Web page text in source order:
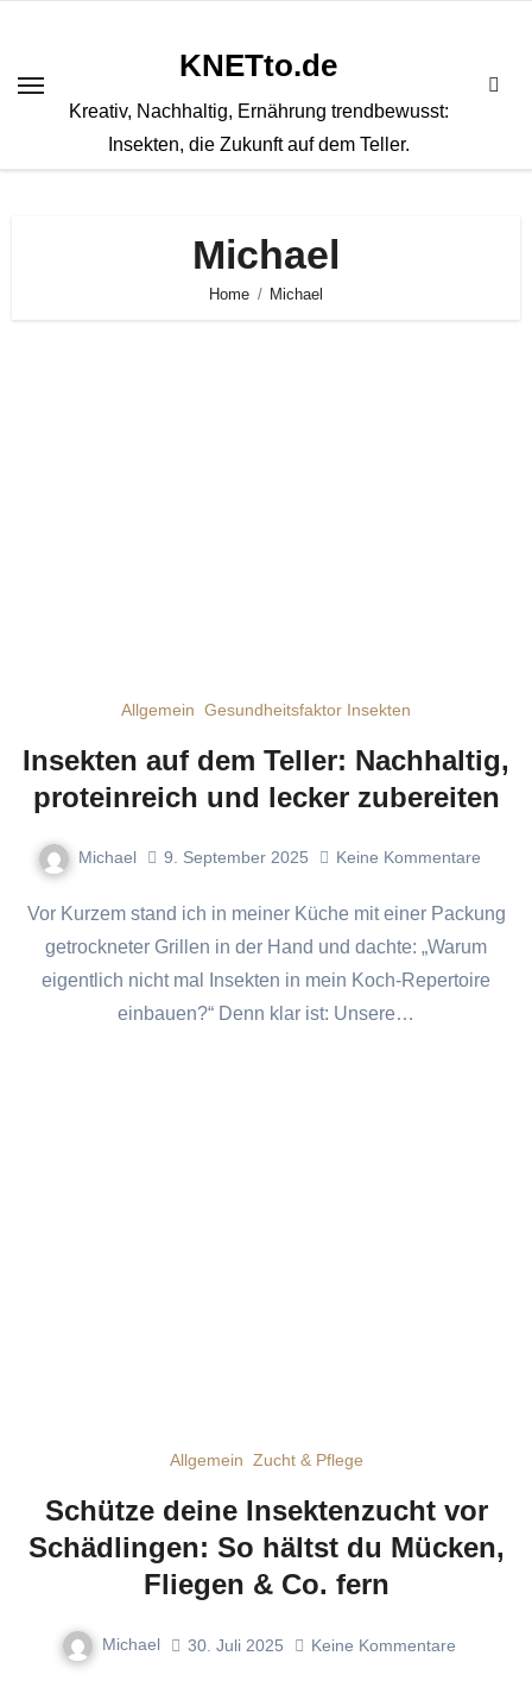
springen
KNETto.de
Kreativ, Nachhaltig, Ernährung trendbewusst:
Insekten, die Zukunft auf dem Teller.
Michael
Home Michael
Allgemein Gesundheitsfaktor Insekten
Insekten auf dem Teller: Nachhaltig,
proteinreich und lecker zubereiten
Michael 9. September 2025 Keine Kommentare
Vor Kurzem stand ich in meiner Küche mit einer Packung
getrockneter Grillen in der Hand und dachte: „Warum
eigentlich nicht mal Insekten in mein Koch-Repertoire
einbauen?“ Denn klar ist: Unsere…
Allgemein Zucht & Pflege
Schütze deine Insektenzucht vor
Schädlingen: So hältst du Mücken,
Fliegen & Co. fern
Michael 30. Juli 2025 Keine Kommentare